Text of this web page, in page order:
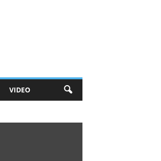
VIDEO